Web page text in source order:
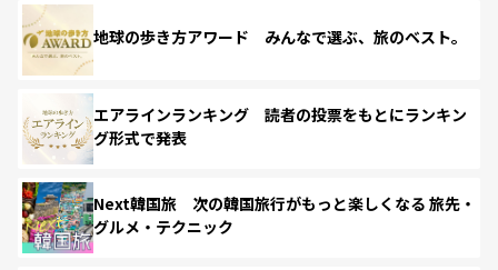
地球の歩き方アワード みんなで選ぶ、旅のベスト。
エアラインランキング 読者の投票をもとにランキン
グ形式で発表
Next韓国旅 次の韓国旅行がもっと楽しくなる 旅先・
グルメ・テクニック